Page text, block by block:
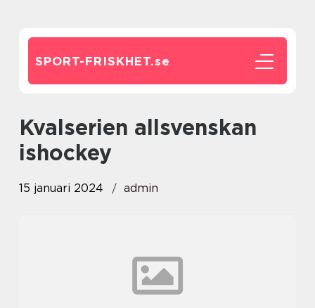
SPORT-FRISKHET.se
kvalserien allsvenskan
ishockey
15 januari 2024 admin